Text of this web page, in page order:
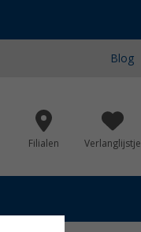
Blog
Filialen Verlanglijstje